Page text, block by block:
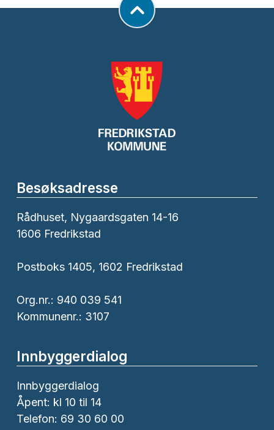
Besøksadresse
Rådhuset, Nygaardsgaten 14-16
1606 Fredrikstad
Postboks 1405, 1602 Fredrikstad
Org.nr.: 940 039 541
Kommunenr.: 3107
Innbyggerdialog
Innbyggerdialog
Åpent: kl 10 til 14
Telefon: 69 30 60 00